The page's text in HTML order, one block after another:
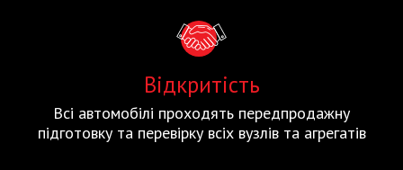
Відкритість
Всі автомобілі проходять передпродажну
підготовку та перевірку всіх вузлів та агрегатів